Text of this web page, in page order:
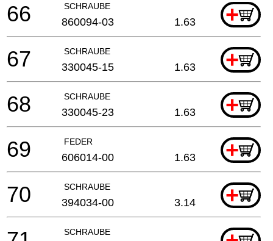
SCHRAUBE +
66 860094-03 1.63
SCHRAUBE +
67 330045-15 1.63
SCHRAUBE +
68 330045-23 1.63
FEDER +
69 606014-00 1.63
SCHRAUBE +
70 394034-00 3.14
SCHRAUBE